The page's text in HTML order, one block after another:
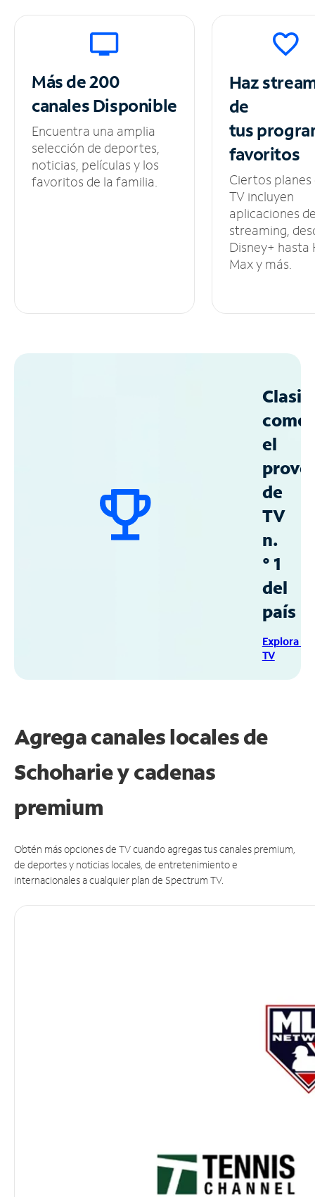
Más de 200
canalesDisponible
Encuentra una amplia
selección de deportes,
noticias, películas y los
favoritos de la familia.
Haz
de
tus
favoritos
Ciertos planes
TV incluyen
aplicaciones
streaming,
Disney+ hasta
Max y más.
como
el
de
TV
n.
° 1
del
país
Explora
TV
Agrega canales locales de
Schoharie y cadenas
premium
Obtén más opciones de TV cuando agregas tus canales premium,
de deportes y noticias locales, de entretenimiento e
internacionales a cualquier plan de Spectrum TV.